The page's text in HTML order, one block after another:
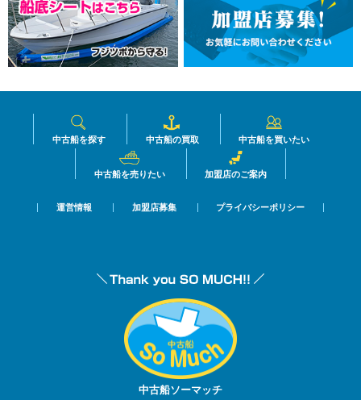
中古船を探す 中古船の買取 中古船を買いたい
中古船を売りたい 加盟店のご案内
運営情報 加盟店募集 プライバシーポリシー
中古船ソーマッチ